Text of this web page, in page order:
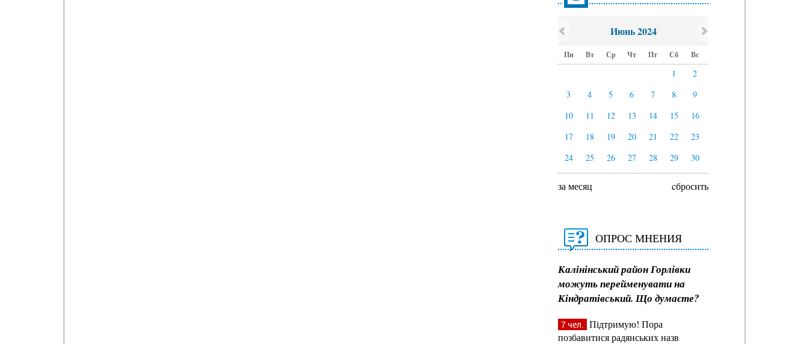
Июнь 2024
Пн Вт Ср Чт Пт Сб Вс
1
2
3
4 5 6 7 8
9
10
11 12 13 14 15
16
17
18 19 20 21 22
23
24
25 26 27 28 29 30
за месяц cбросить
ОПРОС МНЕНИЯ
Калінінський район Горлівки
можуть перейменувати на
Кіндратівський. Що думаєте?
7 чел. Підтримую! Пора
позбавитися радянських назв